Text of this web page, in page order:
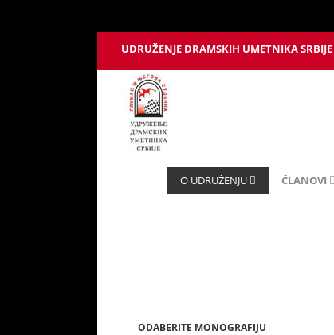
UDRUŽENJE DRAMSKIH UMETNIKA SRBIJE
O UDRUŽENJU ČLANOVI
ODABERITE MONOGRAFIJU